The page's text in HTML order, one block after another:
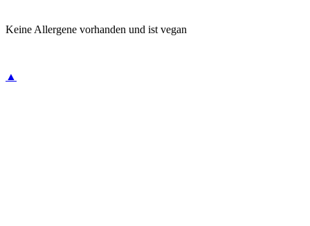
Keine Allergene vorhanden und ist vegan
▲